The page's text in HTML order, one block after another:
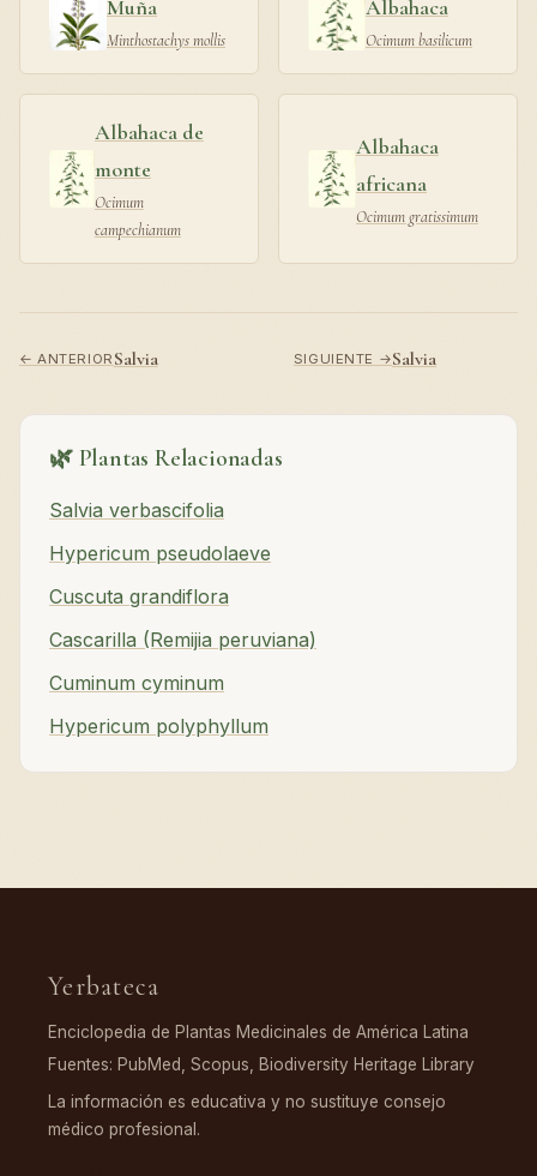
Muña
Minthostachys mollis
Albahaca
Ocimum basilicum
Albahaca de
monte
Ocimum
campechianum
Albahaca
africana
Ocimum gratissimum
← ANTERIORSalvia SIGUIENTE →Salvia
🌿 Plantas Relacionadas
Salvia verbascifolia
Hypericum pseudolaeve
Cuscuta grandiflora
Cascarilla (Remijia peruviana)
Cuminum cyminum
Hypericum polyphyllum
Yerbateca
Enciclopedia de Plantas Medicinales de América Latina
Fuentes: PubMed, Scopus, Biodiversity Heritage Library
La información es educativa y no sustituye consejo
médico profesional.